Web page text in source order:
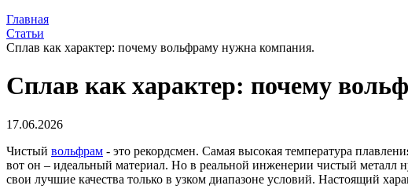
Главная
Статьи
Сплав как характер: почему вольфраму нужна компания.
Сплав как характер: почему
17.06.2026
Чистый вольфрам - это рекордсмен. Самая высокая температура
вот он – идеальный материал. Но в реальной инженерии чистый металл
свои лучшие качества только в узком диапазоне условий. Настоящий